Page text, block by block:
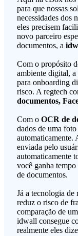
para que nossas
necessidades dos
eles precisem
novo parceiro
documentos, a
Com o propósito
ambiente digital,
para onboarding
risco. A regtech
documentos,
Com o OCR de
dados de uma
automaticamente.
enviada pelo
automaticamente
você ganha
de documentos.
Já a tecnologia
reduz o risco de
comparação de
idwall consegue
realmente eles